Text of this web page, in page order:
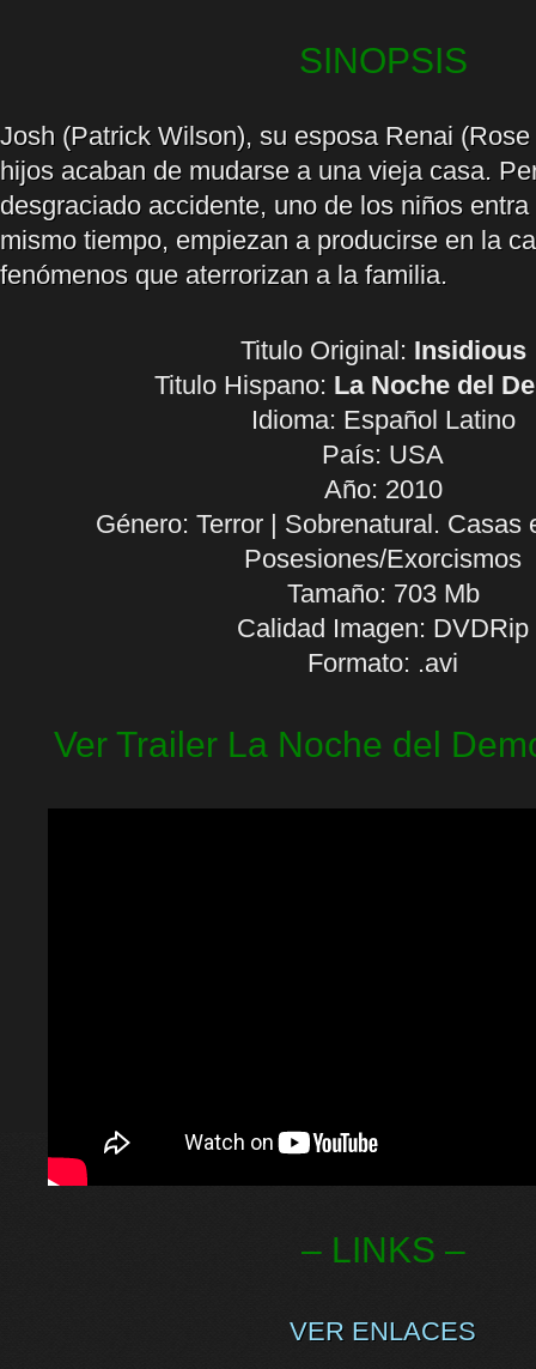
SINOPSIS
Josh (Patrick Wilson), su esposa Renai
hijos acaban de mudarse a una vieja casa.
desgraciado accidente, uno de los niños
mismo tiempo, empiezan a producirse en la
fenómenos que aterrorizan a la familia.
Titulo Original: Insidious
Titulo Hispano: La Noche del
Idioma: Español Latino
País: USA
Año: 2010
Género: Terror | Sobrenatural. Casas
Posesiones/Exorcismos
Tamaño: 703 Mb
Calidad Imagen: DVDRip
Formato: .avi
Ver Trailer La Noche del
– LINKS –
VER ENLACES